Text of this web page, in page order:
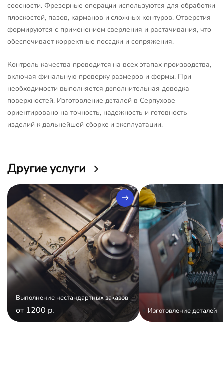
соосности. Фрезерные операции используются для обработки
плоскостей, пазов, карманов и сложных контуров. Отверстия
формируются с применением сверления и растачивания, что
обеспечивает корректные посадки и сопряжения.
Контроль качества проводится на всех этапах производства,
включая финальную проверку размеров и формы. При
необходимости выполняется дополнительная доводка
поверхностей. Изготовление деталей в Серпухове
ориентировано на точность, надежность и готовность
изделий к дальнейшей сборке и эксплуатации.
Другие услуги
Выполнение нестандартных заказов
от 1200 р. Изготовление деталей